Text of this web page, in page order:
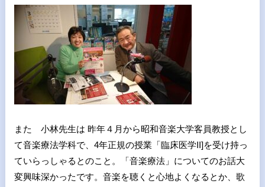
また 小林先生は 昨年４月から昭和音楽大学客員教授とし
て音楽療法学科で、4年正規の授業「臨床医学II]を受け持っ
ていらっしゃるとのこと。「音楽療法」についてのお話大
変興味深かったです。音楽を聴くと心地よくなるとか、歌